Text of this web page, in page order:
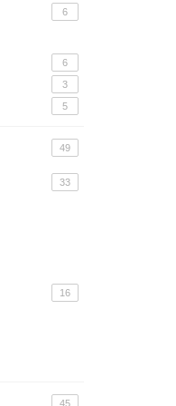
6
6
3
5
49
33
16
45